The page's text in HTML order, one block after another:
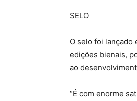
SELO
O selo foi lançado
edições bienais,
ao
“É com enorme